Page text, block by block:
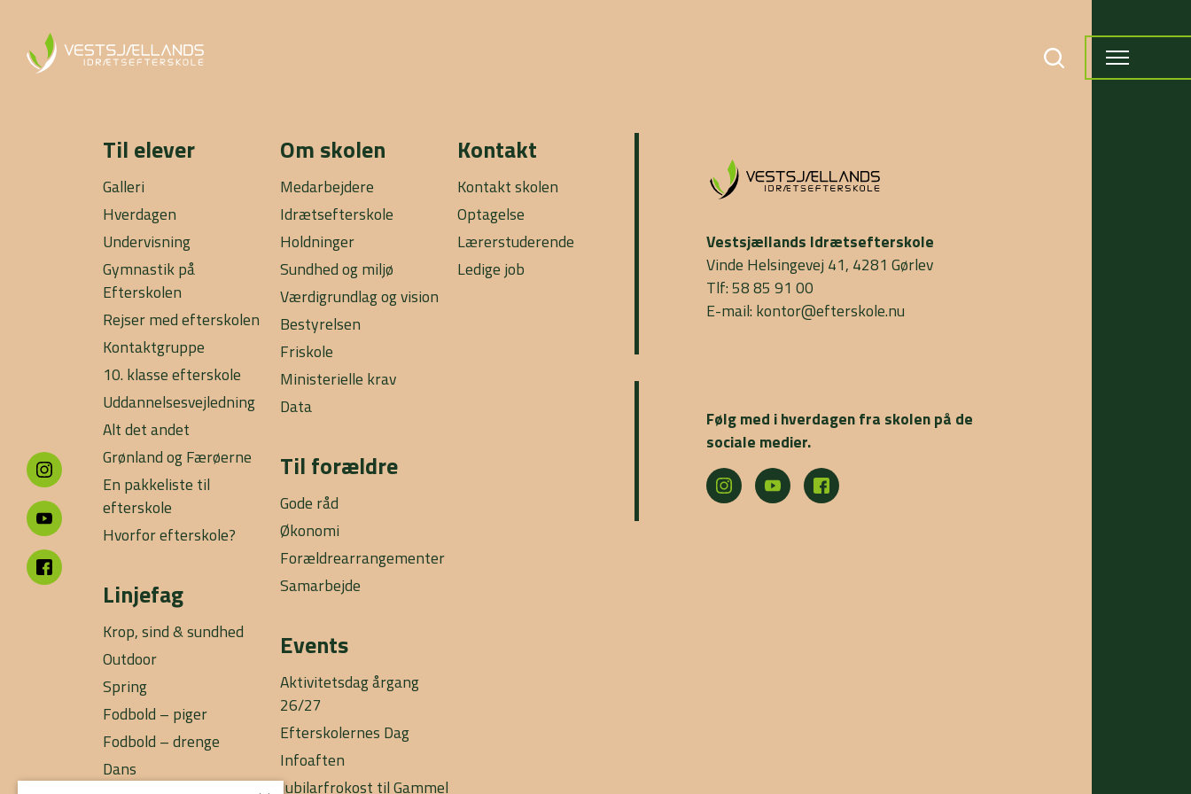
Til elever
Galleri
Hverdagen
Undervisning
Gymnastik på
Efterskolen
Rejser med efterskolen
Kontaktgruppe
10. klasse efterskole
Uddannelsesvejledning
Alt det andet
Grønland og Færøerne
En pakkeliste til
efterskole
Hvorfor efterskole?
Linjefag
Krop, sind & sundhed
Outdoor
Spring
Fodbold – piger
Fodbold – drenge
Dans
Om skolen
Medarbejdere
Idrætsefterskole
Holdninger
Sundhed og miljø
Værdigrundlag og vision
Bestyrelsen
Friskole
Ministerielle krav
Data
Til forældre
Gode råd
Økonomi
Forældrearrangementer
Samarbejde
Events
Aktivitetsdag årgang
26/27
Efterskolernes Dag
Infoaften
Jubilarfrokost til Gammel
Kontakt
Kontakt skolen
Optagelse
Lærerstuderende
Ledige job
Vestsjællands Idrætsefterskole
Vinde Helsingevej 41, 4281 Gørlev
Tlf: 58 85 91 00
E-mail: kontor@efterskole.nu
Følg med i hverdagen fra skolen på de
sociale medier.